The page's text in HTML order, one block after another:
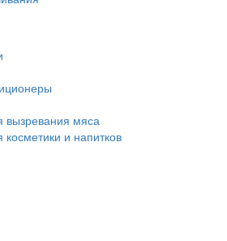
вызревания мяса
и напитков